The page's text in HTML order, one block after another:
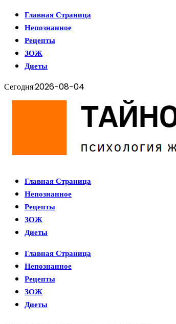
Главная Страница
Непознанное
Рецепты
ЗОЖ
Диеты
Сегодня:2026-08-04
Главная Страница
Непознанное
Рецепты
ЗОЖ
Диеты
Главная Страница
Непознанное
Рецепты
ЗОЖ
Диеты